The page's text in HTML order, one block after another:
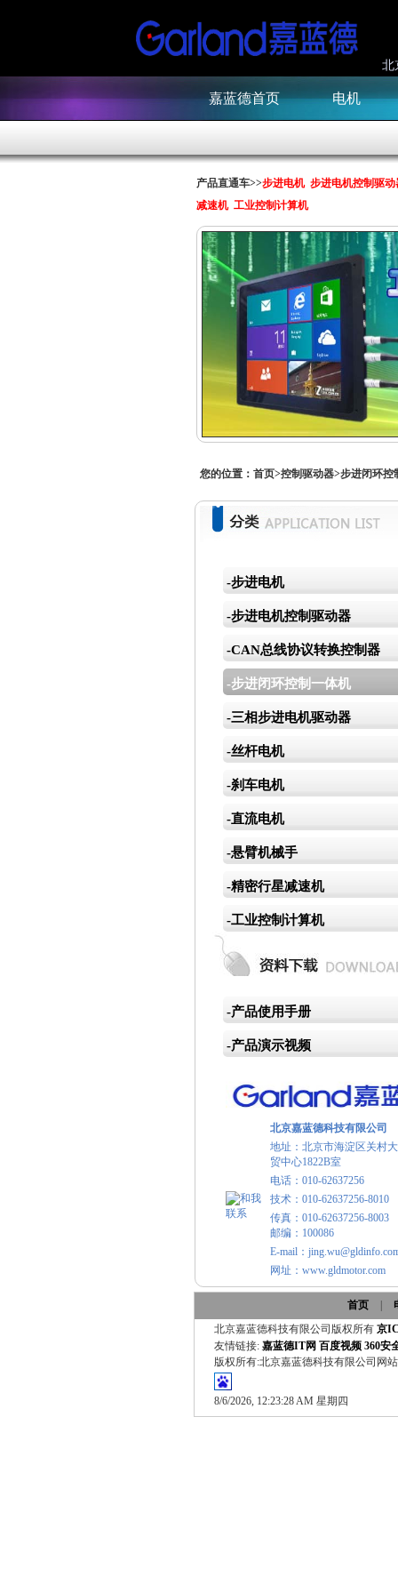
北
嘉蓝德首页 电机
产品直通车>>步进电机 步进电机控制驱动
减速机 工业控制计算机
您的位置： 首页>控制驱动器>步进闭环控
-步进电机
-步进电机控制驱动器
-CAN总线协议转换控制器
-步进闭环控制一体机
-三相步进电机驱动器
-丝杆电机
-刹车电机
-直流电机
-悬臂机械手
-精密行星减速机
-工业控制计算机
-产品使用手册
-产品演示视频
北京嘉蓝德科技有限公司
地址：北京市海淀区关村
贸中心1822B室
电话：010-62637256
技术：010-62637256-8010
传真：010-62637256-8003
邮编：100086
E-mail：
网址：www.gldmotor.com
首页
北京嘉蓝德科技有限公司版权所有 京
友情链接: 嘉蓝德IT网 百度视频 360安
版权所有:北京嘉蓝德科技有限公司网
8/6/2026, 12:23:28 AM 星期四